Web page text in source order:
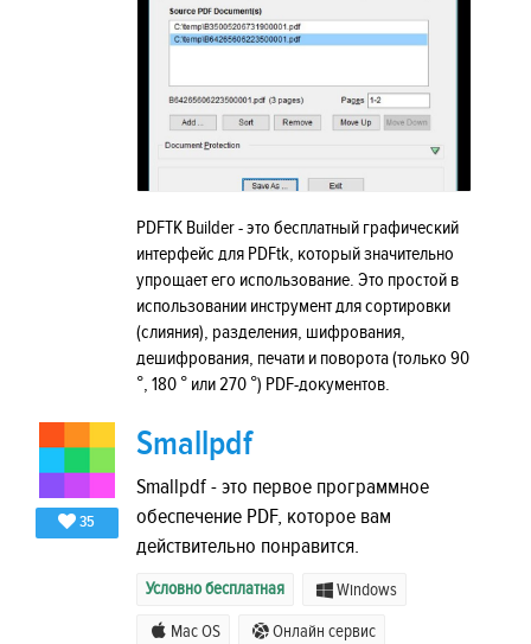
PDFTK Builder - это бесплатный графический
интерфейс для PDFtk, который значительно
упрощает его использование. Это простой в
использовании инструмент для сортировки
(слияния), разделения, шифрования,
дешифрования, печати и поворота (только 90
°, 180 ° или 270 °) PDF-документов.
35
Smallpdf
Smallpdf - это первое программное
обеспечение PDF, которое вам
действительно понравится.
Условно бесплатная Windows
Mac OS Онлайн сервис